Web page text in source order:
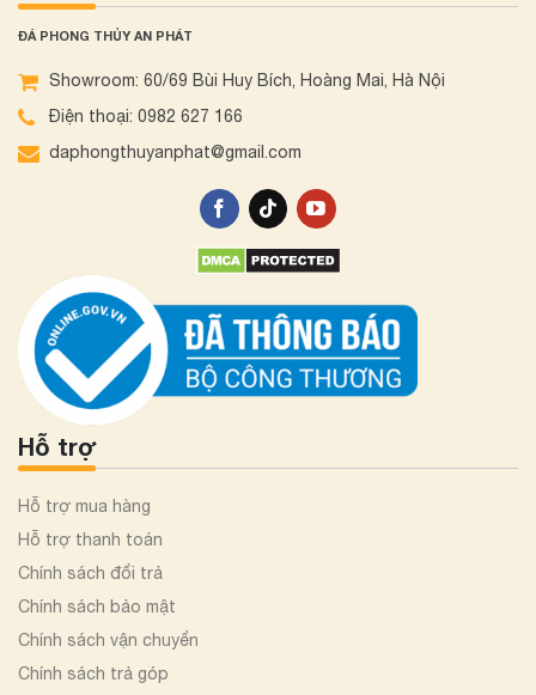
ĐÁ PHONG THỦY AN PHÁT
Showroom: 60/69 Bùi Huy Bích, Hoàng Mai, Hà Nội
Điện thoại: 0982 627 166
daphongthuyanphat@gmail.com
Hỗ trợ
Hỗ trợ mua hàng
Hỗ trợ thanh toán
Chính sách đổi trả
Chính sách bảo mật
Chính sách vận chuyển
Chính sách trả góp